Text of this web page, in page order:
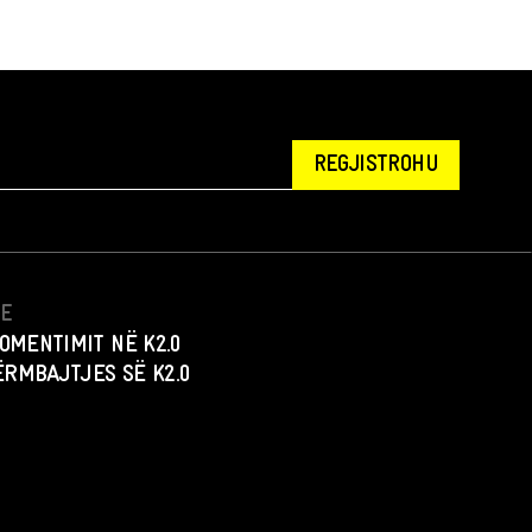
REGJISTROHU
NË K2.0
SË K2.0